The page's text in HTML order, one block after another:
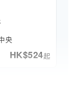
央
HK$524起